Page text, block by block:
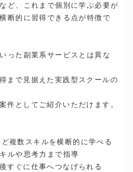
ど、これまで個別に学ぶ必要が
断的に習得できる点が特徴で
った副業系サービスとは異な
まで見据えた実践型スクールの
件としてご紹介いただけます。
複数スキルを横断的に学べる
ルや思考力まで指導
すぐに仕事へつなげられる